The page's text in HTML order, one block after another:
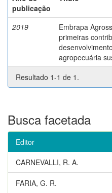
publicação
2019
Embrapa
primeiras
agropecuária
Resultado 1-1 de 1.
Busca facetada
Editor
CARNEVALLI, R. A.
FARIA, G. R.